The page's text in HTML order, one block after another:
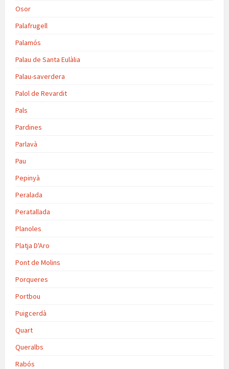
Osor
Palafrugell
Palamós
Palau de Santa Eulàlia
Palau-saverdera
Palol de Revardit
Pals
Pardines
Parlavà
Pau
Pepinyà
Peralada
Peratallada
Planoles
Platja D'Aro
Pont de Molins
Porqueres
Portbou
Puigcerdà
Quart
Queralbs
Rabós